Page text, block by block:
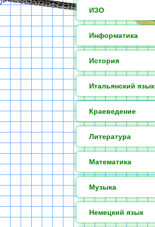
ИЗО
Информатика
История
Итальянский язык
Краеведение
Литература
Математика
Музыка
Немецкий язык